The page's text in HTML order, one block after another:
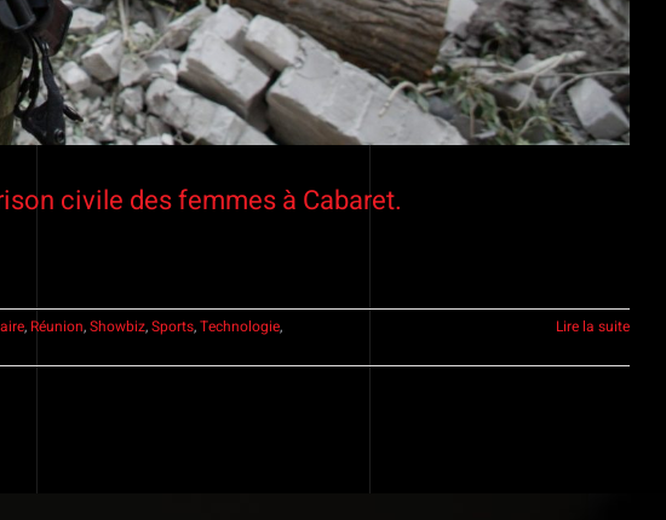
civile des femmes à Cabaret.
, Réunion,Showbiz,Sports,Technologie,
Lire la suite